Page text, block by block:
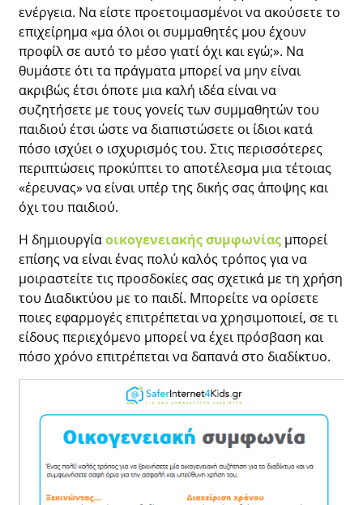
ενέργεια. Να είστε προετοιμασμένοι να ακούσετε το
επιχείρημα «μα όλοι οι συμμαθητές μου έχουν
προφίλ σε αυτό το μέσο γιατί όχι και εγώ;». Να
θυμάστε ότι τα πράγματα μπορεί να μην είναι
ακριβώς έτσι όποτε μια καλή ιδέα είναι να
συζητήσετε με τους γονείς των συμμαθητών του
παιδιού έτσι ώστε να διαπιστώσετε οι ίδιοι κατά
πόσο ισχύει ο ισχυρισμός του. Στις περισσότερες
περιπτώσεις προκύπτει το αποτέλεσμα μια τέτοιας
«έρευνας» να είναι υπέρ της δικής σας άποψης και
όχι του παιδιού.
Η δημιουργίαοικογενειακής συμφωνίας μπορεί
επίσης να είναι ένας πολύ καλός τρόπος για να
μοιραστείτε τις προσδοκίες σας σχετικά με τη χρήση
του Διαδικτύου με το παιδί. Μπορείτε να ορίσετε
ποιες εφαρμογές επιτρέπεται να χρησιμοποιεί, σε τι
είδους περιεχόμενο μπορεί να έχει πρόσβαση και
πόσο χρόνο επιτρέπεται να δαπανά στο διαδίκτυο.